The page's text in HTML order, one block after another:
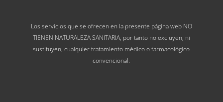
Los servicios que se ofrecen en la presente página web NO
TIENEN NATURALEZA SANITARIA, por tanto no excluyen, ni
sustituyen, cualquier tratamiento médico o farmacológico
convencional.